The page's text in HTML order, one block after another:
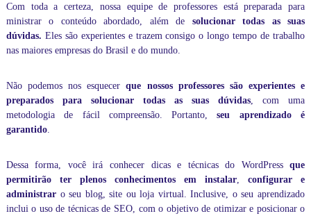
p
r
o
f
o
c
u
s
i
Com toda a certeza, nossa equipe de professores está preparada para
ministrar o conteúdo abordado, além de solucionar todas as suas
dúvidas. Eles são experientes e trazem consigo o longo tempo de trabalho
nas maiores empresas do Brasil e do mundo.
Não podemos nos esquecerque nossos professores são experientes e
preparados para solucionar todas as suas dúvidas , com uma
metodologia de fácil compreensão. Portanto,seu aprendizado é
garantido.
Dessa forma, você irá conhecer dicas e técnicas do WordPressque
permitirãoter plenos conhecimentos em instalar ,configurar
e
administraro seu blog, site ou loja virtual. Inclusive, o seu aprendizado
inclui o uso de técnicas de SEO, com o objetivo de otimizar e posicionar o